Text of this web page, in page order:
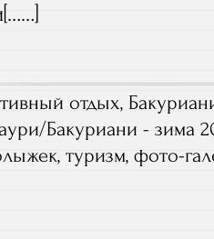
отдых,
Бакуриани - зима
,туризм,фото-